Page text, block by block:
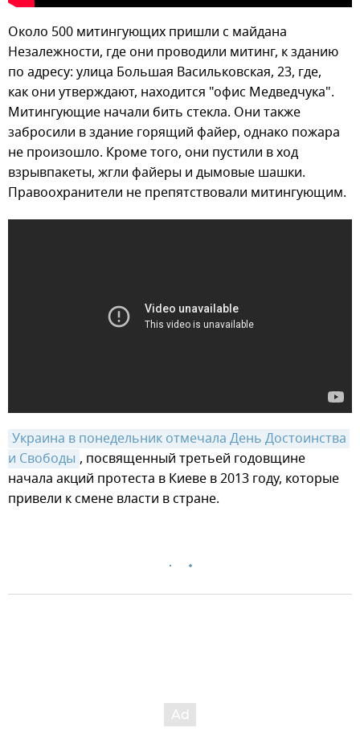
Около 500 митингующих пришли с майдана
Незалежности, где они проводили митинг, к зданию
по адресу: улица Большая Васильковская, 23, где,
как они утверждают, находится "офис Медведчука".
Митингующие начали бить стекла. Они также
забросили в здание горящий файер, однако пожара
не произошло. Кроме того, они пустили в ход
взрывпакеты, жгли файеры и дымовые шашки.
Правоохранители не препятствовали митингующим.
Украина в понедельник отмечала День Достоинства
и Свободы , посвященный третьей годовщине
начала акций протеста в Киеве в 2013 году, которые
привели к смене власти в стране.